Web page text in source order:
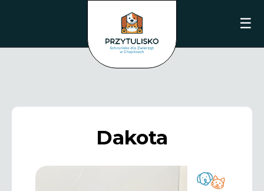
☰
Dakota